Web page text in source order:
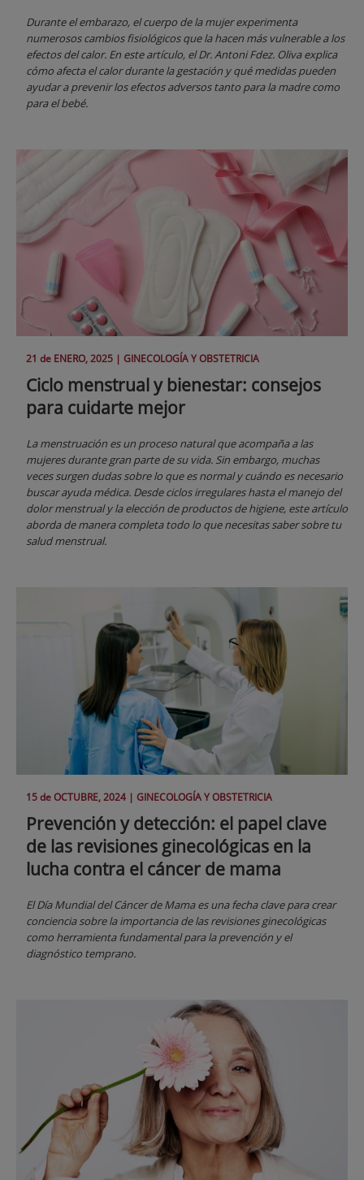
Durante el embarazo, el cuerpo de la mujer experimenta
numerosos cambios fisiológicos que la hacen más vulnerable a los
efectos del calor. En este artículo, el Dr. Antoni Fdez. Oliva explica
cómo afecta el calor durante la gestación y qué medidas pueden
ayudar a prevenir los efectos adversos tanto para la madre como
para el bebé.
21 de ENERO, 2025 | GINECOLOGÍA Y OBSTETRICIA
Ciclo menstrual y bienestar: consejos
para cuidarte mejor
La menstruación es un proceso natural que acompaña a las
mujeres durante gran parte de su vida. Sin embargo, muchas
veces surgen dudas sobre lo que es normal y cuándo es necesario
buscar ayuda médica. Desde ciclos irregulares hasta el manejo del
dolor menstrual y la elección de productos de higiene, este artículo
aborda de manera completa todo lo que necesitas saber sobre tu
salud menstrual.
15 deOCTUBRE, 2024 | GINECOLOGÍA Y OBSTETRICIA
Prevención y detección: el papel clave
de las revisiones ginecológicas en la
lucha contra el cáncer de mama
El Día Mundial del Cáncer de Mama es una fecha clave para crear
conciencia sobre la importancia de las revisiones ginecológicas
como herramienta fundamental para la prevención y el
diagnóstico temprano.